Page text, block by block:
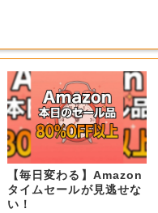
【毎日変わる】Amazon
タイムセールが見逃せな
い！